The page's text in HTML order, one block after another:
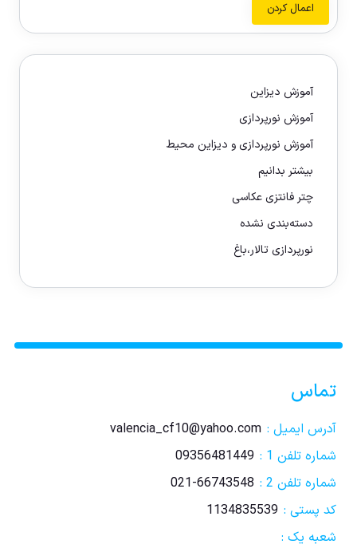
اعمال کردن
آموزش دیزاین
آموزش نورپردازی
آموزش نورپردازی و دیزاین محیط
بیشتر بدانیم
چتر فانتزی عکاسی
دسته‌بندی نشده
نورپردازی تالار،باغ
تماس
آدرس ایمیل : valencia_cf10@yahoo.com
شماره تلفن 1 :
09356481449
شماره تلفن 2 :
021-66743548
کد پستی : 1134835539
شعبه یک :